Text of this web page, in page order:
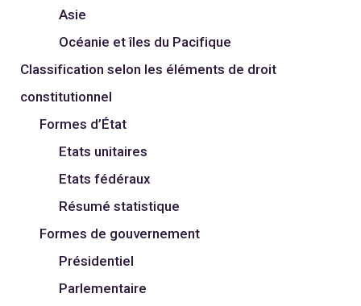
Asie
Océanie et îles du Pacifique
Classification selon les éléments de droit
constitutionnel
Formes d’État
Etats unitaires
Etats fédéraux
Résumé statistique
Formes de gouvernement
Présidentiel
Parlementaire